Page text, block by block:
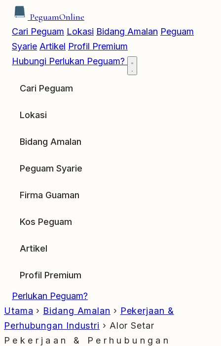
PeguamOnline
Cari Peguam Lokasi Bidang Amalan Peguam
Syarie Artikel Profil Premium
Hubungi Perlukan Peguam?
Cari Peguam
Lokasi
Bidang Amalan
Peguam Syarie
Firma Guaman
Kos Peguam
Artikel
Profil Premium
Perlukan Peguam?
Utama › Bidang Amalan › Pekerjaan &
Perhubungan Industri › Alor Setar
Pekerjaan & Perhubungan